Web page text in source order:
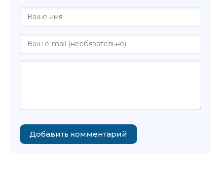
Добавить комментарий